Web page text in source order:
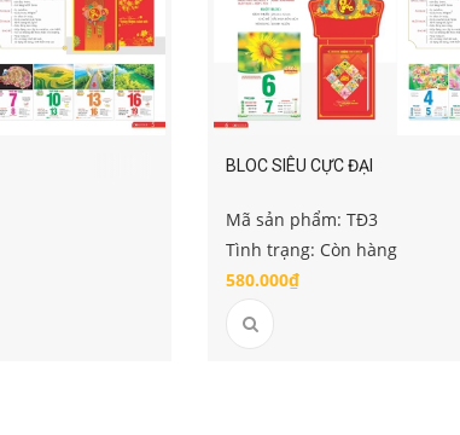
BLOC SIÊU CỰC ĐẠI
Mã sản phẩm: TĐ3
Tình trạng: Còn hàng
580.000₫